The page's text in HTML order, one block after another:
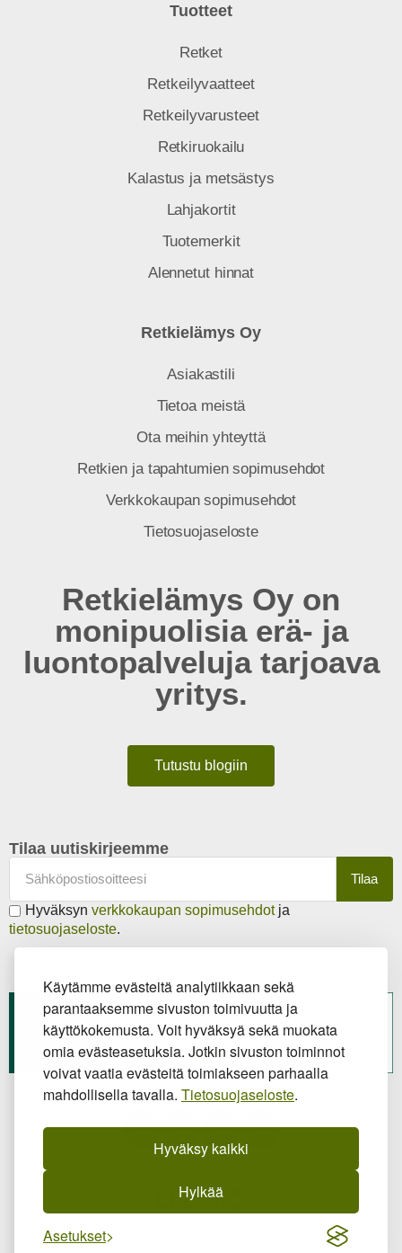
Käytämme evästeitä analytiikkaan sekä
parantaaksemme sivuston toimivuutta ja
käyttökokemusta. Voit hyväksyä sekä muokata
omia evästeasetuksia. Jotkin sivuston toiminnot
voivat vaatia evästeitä toimiakseen parhaalla
mahdollisella tavalla. Tietosuojaseloste.
Hyväksy kaikki
Hylkää
Asetukset
Tuotteet
Retket
Retkeilyvaatteet
Retkeilyvarusteet
Retkiruokailu
Kalastus ja metsästys
Lahjakortit
Tuotemerkit
Alennetut hinnat
Retkielämys Oy
Asiakastili
Tietoa meistä
Ota meihin yhteyttä
Retkien ja tapahtumien sopimusehdot
Verkkokaupan sopimusehdot
Tietosuojaseloste
Retkielämys Oy on
monipuolisia erä- ja
luontopalveluja tarjoava
yritys.
Tutustu blogiin
Tilaa uutiskirjeemme
Tilaa
Hyväksyn verkkokaupan sopimusehdotja
tietosuojaseloste.